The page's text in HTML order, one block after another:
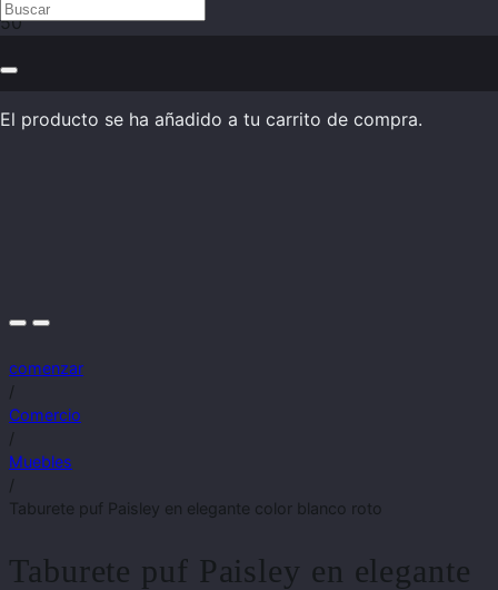
El producto se ha añadido a tu carrito de compra.
comenzar
/
Comercio
/
Muebles
/
Taburete puf Paisley en elegante color blanco roto
Taburete puf Paisley en elegante